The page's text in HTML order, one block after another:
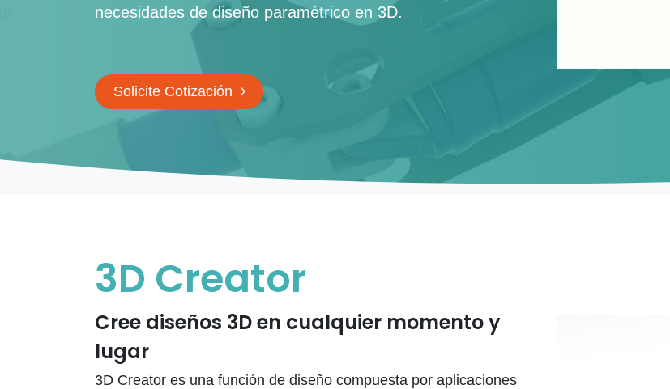
necesidades de diseño paramétrico en 3D.
Solicite Cotización
3D Creator
Cree diseños 3D en cualquier momento y
lugar
3D Creator es una función de diseño compuesta por aplicaciones